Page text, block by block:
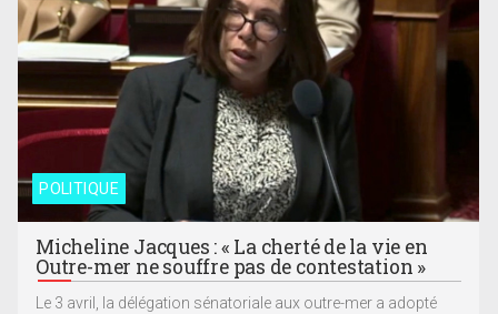
POLITIQUE
Micheline Jacques : « La cherté de la vie en
Outre-mer ne souffre pas de contestation »
Le 3 avril, la délégation sénatoriale aux outre-mer a adopté